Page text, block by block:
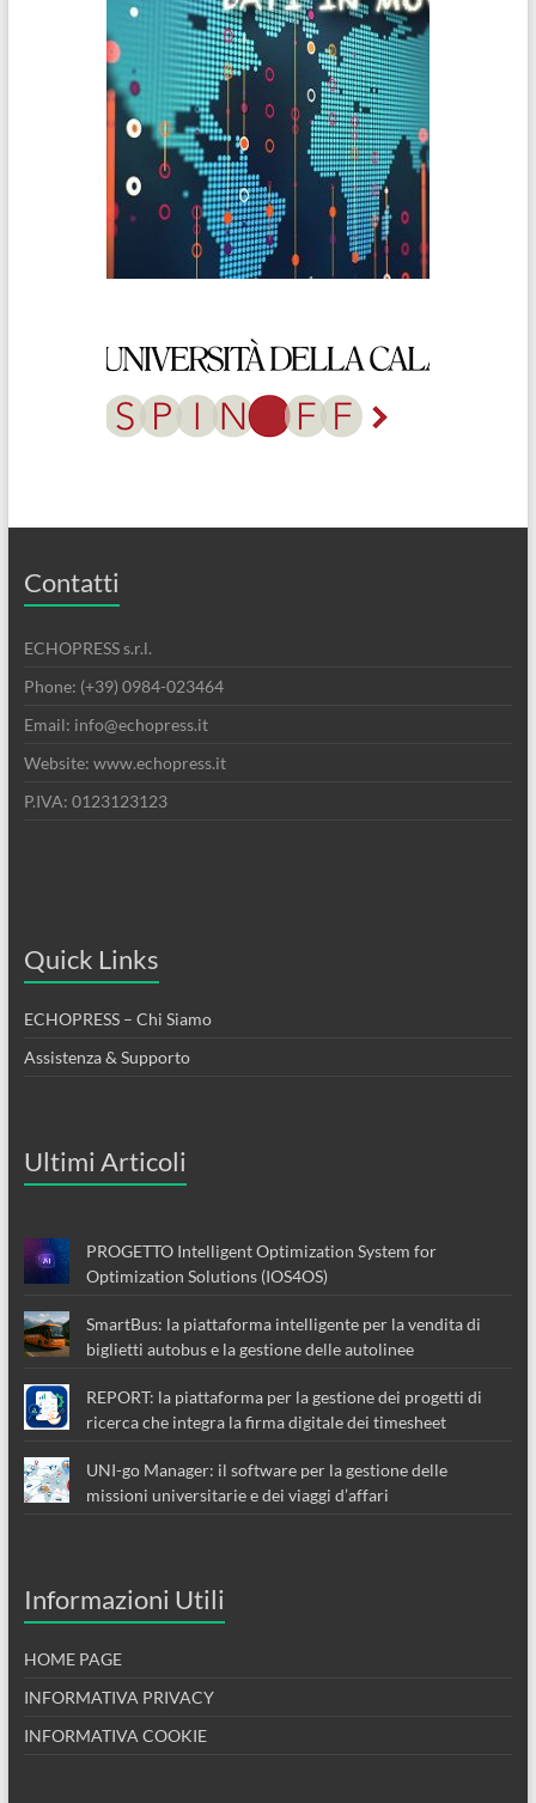
Contatti
ECHOPRESS s.r.l.
Phone: (+39) 0984-023464
Email: info@echopress.it
Website: www.echopress.it
P.IVA: 0123123123
Quick Links
ECHOPRESS – Chi Siamo
Assistenza & Supporto
Ultimi Articoli
PROGETTO Intelligent Optimization System for
Optimization Solutions (IOS4OS)
SmartBus: la piattaforma intelligente per la vendita di
biglietti autobus e la gestione delle autolinee
REPORT: la piattaforma per la gestione dei progetti di
ricerca che integra la firma digitale dei timesheet
UNI-go Manager: il software per la gestione delle
missioni universitarie e dei viaggi d’affari
Informazioni Utili
HOME PAGE
INFORMATIVA PRIVACY
INFORMATIVA COOKIE